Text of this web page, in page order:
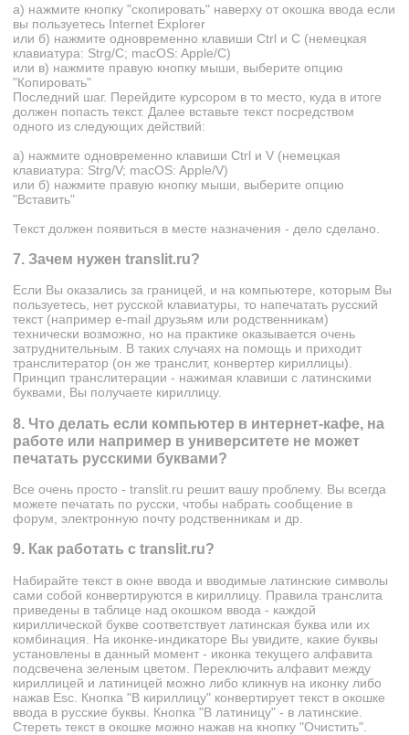
а) нажмите кнопку "скопировать" наверху от окошка ввода если
вы пользуетесь Internet Explorer
или б) нажмите одновременно клавиши Ctrl и C (немецкая
клавиатура: Strg/C; macOS: Apple/C)
или в) нажмите правую кнопку мыши, выберите опцию
"Копировать"
Последний шаг. Перейдите курсором в то место, куда в итоге
должен попасть текст. Далее вставьте текст посредством
одного из следующих действий:
а) нажмите одновременно клавиши Ctrl и V (немецкая
клавиатура: Strg/V; macOS: Apple/V)
или б) нажмите правую кнопку мыши, выберите опцию
"Вставить"
Текст должен появиться в месте назначения - дело сделано.
7. Зачем нужен translit.ru?
Если Вы оказались за границей, и на компьютере, которым Вы
пользуетесь, нет русской клавиатуры, то напечатать русский
текст (например e-mail друзьям или родственникам)
технически возможно, но на практике оказывается очень
затруднительным. В таких случаях на помощь и приходит
транслитератор (он же транслит, конвертер кириллицы).
Принцип транслитерации - нажимая клавиши с латинскими
буквами, Вы получаете кириллицу.
8. Что делать если компьютер в интернет-кафе, на
работе или например в университете не может
печатать русскими буквами?
Все очень просто - translit.ru решит вашу проблему. Вы всегда
можете печатать по русски, чтобы набрать сообщение в
форум, электронную почту родственникам и др.
9. Как работать с translit.ru?
Набирайте текст в окне ввода и вводимые латинские символы
сами собой конвертируются в кириллицу. Правила транслита
приведены в таблице над окошком ввода - каждой
кириллической букве соответствует латинская буква или их
комбинация. На иконке-индикаторе Вы увидите, какие буквы
установлены в данный момент - иконка текущего алфавита
подсвечена зеленым цветом. Переключить алфавит между
кириллицей и латиницей можно либо кликнув на иконку либо
нажав Esc. Кнопка "В кириллицу" конвертирует текст в окошке
ввода в русские буквы. Кнопка "В латиницу" - в латинские.
Стереть текст в окошке можно нажав на кнопку "Очистить".